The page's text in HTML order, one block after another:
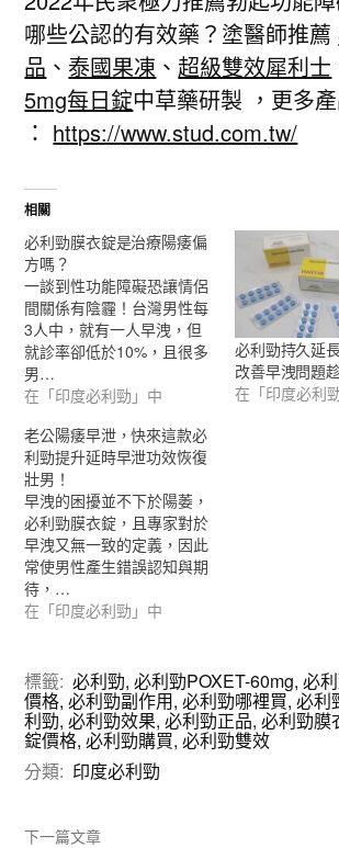
哪些公認的有效藥？塗醫師推薦
品 、 泰國果凍 、 超級雙效犀利士
5mg每日錠中草藥研製 ，更多
： https://www.stud.com.tw/
相關
必利勁膜衣錠是治療陽痿偏
方嗎？
一談到性功能障礙恐讓情侶
間關係有陰霾！台灣男性每
3人中，就有一人早洩，但
就診率卻低於10%，且很多
男…
在「印度必利勁」中
必利勁持久延
改善早洩問題
在「印度必利
老公陽痿早泄，快來這款必
利勁提升延時早泄功效恢復
壯男！
早洩的困擾並不下於陽萎，
必利勁膜衣錠，且專家對於
早洩又無一致的定義，因此
常使男性產生錯誤認知與期
待，…
在「印度必利勁」中
標籤: 必利勁,必利勁POXET-60mg,必
價格,必利勁副作用,必利勁哪裡買,必利
利勁,必利勁效果,必利勁正品,必利勁膜
錠價格,必利勁購買,必利勁雙效
分類: 印度必利勁
下一篇文章